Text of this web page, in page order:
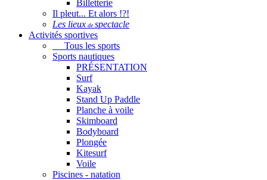
Billetterie
Il pleut... Et alors !?!
Les lieux despectacle
Activités sportives
Tous les sports
Sports nautiques
PRÉSENTATION
Surf
Kayak
Stand Up Paddle
Planche à voile
Skimboard
Bodyboard
Plongée
Kitesurf
Voile
Piscines - natation